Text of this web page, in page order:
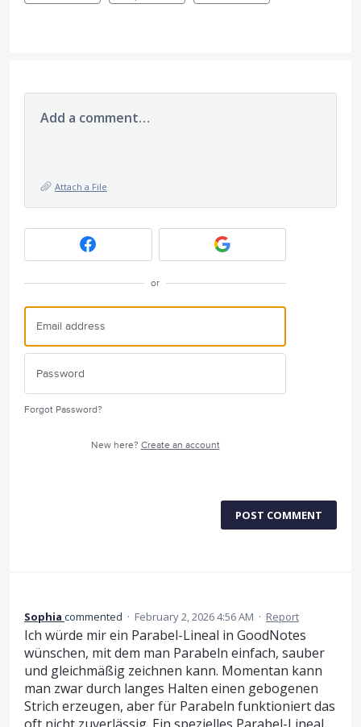
Add a comment…
Attach a File
or
Forgot Password?
New here? Create an account
POST COMMENT
Sophia commented · February 2, 2026 4:56 AM · Report
Ich würde mir ein Parabel-Lineal in GoodNotes
wünschen, mit dem man Parabeln einfach, sauber
und gleichmäßig zeichnen kann. Momentan kann
man zwar durch langes Halten einen gebogenen
Strich erzeugen, aber für Parabeln funktioniert das